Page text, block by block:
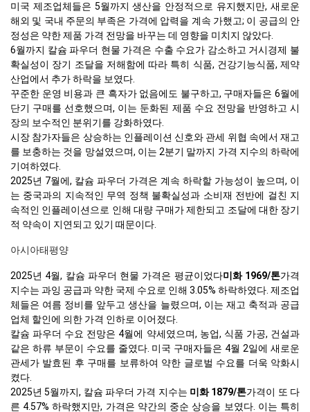
미국 제조업체들은 5월까지 생산을 안정적으로 유지했지만, 새로운
해외 및 국내 주문의 부족은 가격에 압력을 계속 가했고; 이 공급의 안
정성은 약한 제품 가격 전망을 바꾸는 데 영향을 미치지 않았다.
6월까지 칼슘 파우더 현물 가격은 수출 수요가 감소하고 거시경제 불
확실성이 장기 조달을 저해함에 따라 특히 식품, 건강기능식품, 제약
산업에서 추가 하락을 보였다.
꾸준한 운영 비용과 큰 흑자가 없음에도 불구하고, 구매자들은 6월에
단기 구매를 선호했으며, 이는 둔화된 제품 수요 전망을 반영하고 시
장의 보수적인 분위기를 강화하였다.
시장 참가자들은 상승하는 인플레이션 신호와 관세 위협 속에서 재고
를 보충하는 것을 망설였으며, 이는 2분기 말까지 가격 지수의 하락에
기여하였다.
2025년 7월에, 칼슘 파우더 가격은 계속 하락할 가능성이 높으며, 이
는 중국과의 지속적인 무역 정책 불확실성과 소비재 전반에 걸친 지
속적인 인플레이션으로 인해 대량 구매가 제한되고 조달에 대한 장기
적 약속이 지연되고 있기 때문이다.
아시아태평양
2025년 4월, 칼슘 파우더 현물 가격은 평균이었다미화 1969/톤가격
지수는 과잉 공급과 약한 국제 수요로 인해 3.05% 하락하였다. 제조업
체들은 여름 정비를 앞두고 생산을 늘렸으며, 이는 재고 축적과 공급
업체 할인에 의한 가격 인하로 이어졌다.
칼슘 파우더 수요 전망은 4월에 약세였으며, 농업, 식품 가공, 건설과
같은 하류 부문이 수요를 줄였다. 미국 구매자들은 4월 2일에 새로운
관세가 발효된 후 구매를 보류하여 약한 글로벌 수요를 더욱 악화시
켰다.
2025년 5월까지, 칼슘 파우더 가격 지수는 미화 1879/톤가격이 또 다
른 4.57% 하락했지만, 가격은 약간의 중순 상승을 보였다. 이는 특히